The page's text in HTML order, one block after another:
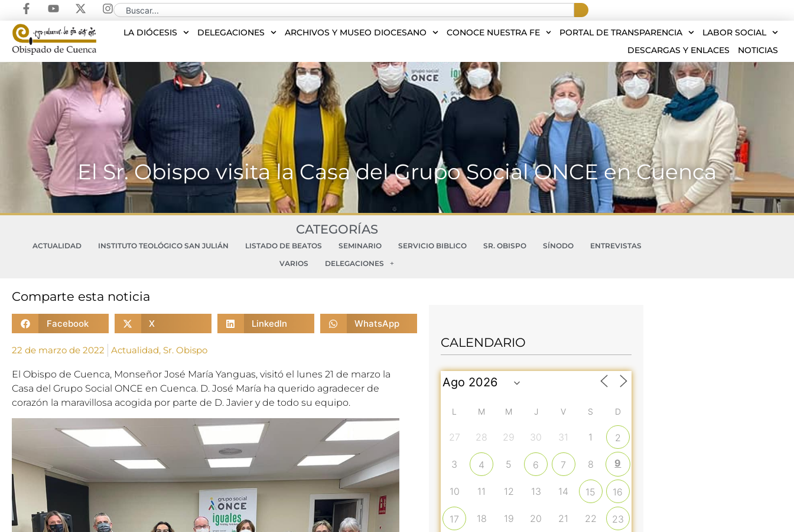
LA DIÓCESIS DELEGACIONES ARCHIVOS Y MUSEO DIOCESANO CONOCE NUESTRA FE PORTAL DE TRANSPARENCIA
LABOR SOCIAL
DESCARGAS Y ENLACES
NOTICIAS
El Sr. Obispo visita la Casa del Grupo Social ONCE en Cuenca
CATEGORÍAS
ACTUALIDAD INSTITUTO TEOLÓGICO SAN JULIÁN LISTADO DE BEATOS SEMINARIO SERVICIO BIBLICO SR. OBISPO SÍNODO
ENTREVISTAS
VARIOS
DELEGACIONES
Comparte esta noticia
Facebook X LinkedIn WhatsApp
22 de marzo de 2022 Actualidad, Sr. Obispo
El Obispo de Cuenca, Monseñor José María Yanguas, visitó el lunes 21 de marzo la
Casa del Grupo Social ONCE en Cuenca. D. José María ha querido agradecer de
corazón la maravillosa acogida por parte de D. Javier y de todo su equipo.
CALENDARIO
L M M J V S D
27 28 29 30 31 1 2
3 4 5 6 7 8 9
10 11 12 13 14 15 16
17 18 19 20 21 22 23